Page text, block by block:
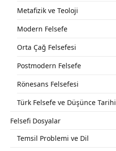
Metafizik ve Teoloji
Modern Felsefe
Orta Çağ Felsefesi
Postmodern Felsefe
Rönesans Felsefesi
Türk Felsefe ve Düşünce Tarihi
Felsefi Dosyalar
Temsil Problemi ve Dil